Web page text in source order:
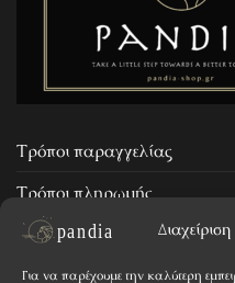
Για να παρέχουμε την καλύτερη
Τρόποι παραγγελίας
Τρόποι πληρωμής
Επιστροφή προϊόντων